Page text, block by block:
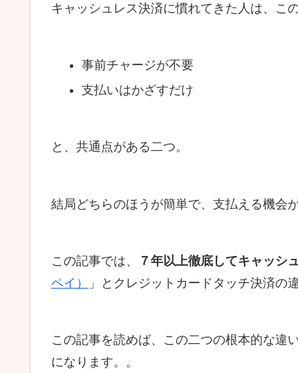
キャッシュレス決済に慣れてきた人は、こ
事前チャージが不要
支払いはかざすだけ
と、共通点がある二つ。
結局どちらのほうが簡単で、支払える機会
この記事では、 ７年以上徹底してキャッシ
ペイ）
」とクレジットカードタッチ決済の
この記事を読めば、この二つの根本的な違
になります。。